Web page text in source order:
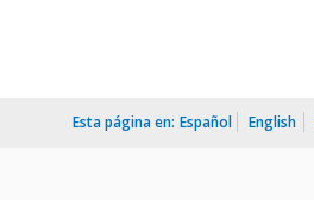
Esta página en: Español English